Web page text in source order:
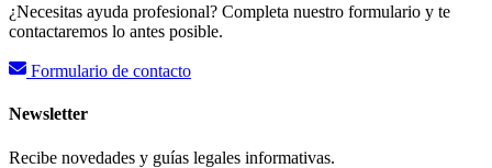
¿Necesitas ayuda profesional? Completa nuestro formulario y te
contactaremos lo antes posible.
Formulario de contacto
Newsletter
Recibe novedades y guías legales informativas.